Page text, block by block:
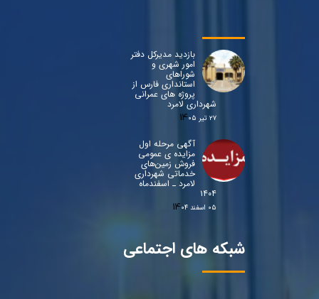
بازدید مدیرکل دفتر
امور شهری و
شوراهای
استانداری فارس از
پروژه های عمرانی
شهرداری لامرد
۲۷ تیر ۰۵
آگهی مرحله اول
مزایده ی عمومی
فروش زمین‌های
خدماتی شهرداری
لامرد ـ اسفندماه
۱۴۰۴
۰۵ اسفند ۰۴
شبکه های اجتماعی